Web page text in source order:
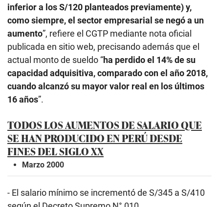
inferior a los S/120 planteados previamente) y,
como siempre, el sector empresarial se negó a un
aumento”, refiere el CGTP mediante nota oficial
publicada en sitio web, precisando además que el
actual monto de sueldo “ha perdido el 14% de su
capacidad adquisitiva, comparado con el año 2018,
cuando alcanzó su mayor valor real en los últimos
16 años”.
TODOS LOS AUMENTOS DE SALARIO QUE
SE HAN PRODUCIDO EN PERÚ DESDE
FINES DEL SIGLO XX
Marzo 2000
- El salario mínimo se incrementó de S/345 a S/410